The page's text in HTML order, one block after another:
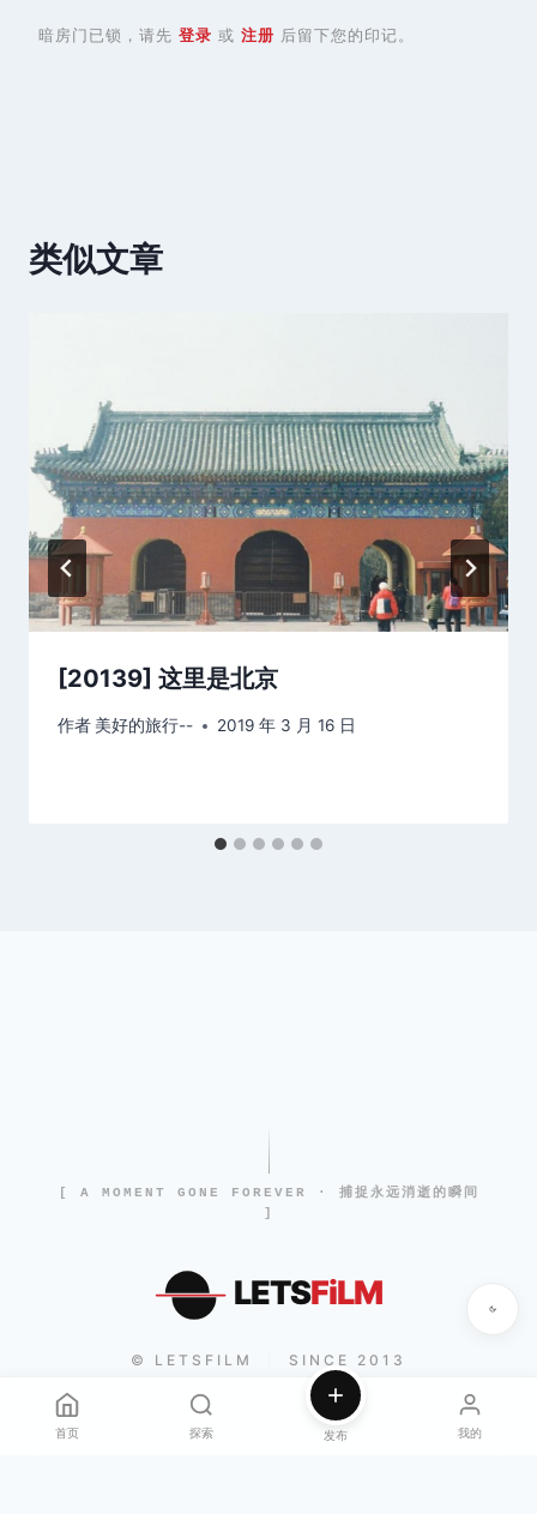
暗房门已锁，请先 登录 或 注册 后留下您的印记。
类似文章
[20139] 这里是北京
作者 美好的旅行-- 2019 年 3 月 16 日
[ A MOMENT GONE FOREVER · 捕捉永远消逝的瞬间
]
LETSFiLM
© LETSFILM SINCE 2013
首页 探索 发布 我的